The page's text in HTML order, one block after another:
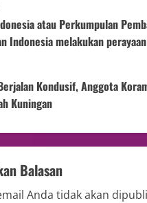
atau Perkumpulan
Indonesia melakukan
Kondusif, Anggota
Kuningan
Balasan
Anda tidak akan